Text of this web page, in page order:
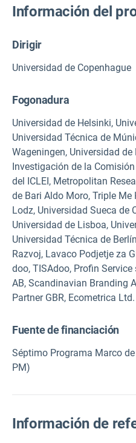
Información del
Dirigir
Universidad de Copenhague
Fogonadura
Universidad de Helsinki,
Universidad Técnica de
Wageningen, Universidad de
Investigación de la
del ICLEI, Metropolitan
de Bari Aldo Moro, Triple Me
Lodz, Universidad Sueca de
Universidad de Lisboa,
Universidad Técnica de
Razvoj, Lavaco Podjetje za
doo, TISAdoo, Profin Service
AB, Scandinavian Branding
Partner GBR, Ecometrica Ltd.
Fuente de financiación
Séptimo Programa Marco
PM)
Información de